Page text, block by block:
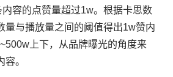
容的点赞量超过1w。根据卡思数
量与播放量之间的阈值得出1w赞内
上下，从品牌曝光的角度来
。